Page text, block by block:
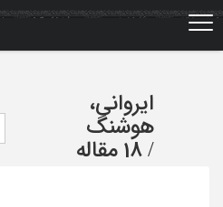
Skip
ایروانی،
هوشنگ
/ 18 مقاله